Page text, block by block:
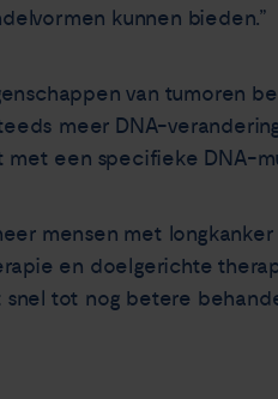
kunnen bieden.”
van tumoren
meer DNA-
een specifieke DNA-
mensen met
en doelgerichte
tot nog betere